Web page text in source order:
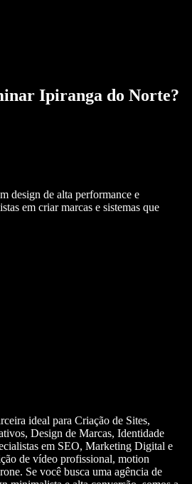
Ipiranga do Norte?
design de alta performance e
em criar marcas e sistemas que
ideal para Criação de Sites,
Design de Marcas, Identidade
em SEO, Marketing Digital e
de vídeo profissional, motion
Se você busca uma agência de